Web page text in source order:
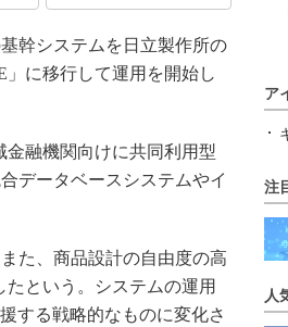
幹システムを日立製作所の
に移行して運用を開始し
融機関向けに共同利用型
データベースシステムやイ
た、商品設計の自由度の高
という。システムの運用
する戦略的なものに変化さ
ア
注
人